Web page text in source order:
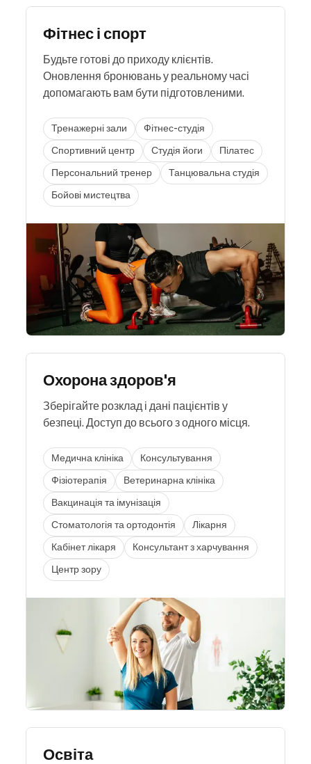
Фітнес і спорт
Будьте готові до приходу клієнтів.
Оновлення бронювань у реальному часі
допомагають вам бути підготовленими.
Тренажерні зали
Фітнес-студія
Спортивний центр
Студія йоги
Пілатес
Персональний тренер
Танцювальна студія
Бойові мистецтва
Охорона здоров'я
Зберігайте розклад і дані пацієнтів у
безпеці. Доступ до всього з одного місця.
Медична клініка
Консультування
Фізіотерапія
Ветеринарна клініка
Вакцинація та імунізація
Стоматологія та ортодонтія
Лікарня
Кабінет лікаря
Консультант з харчування
Центр зору
Освіта